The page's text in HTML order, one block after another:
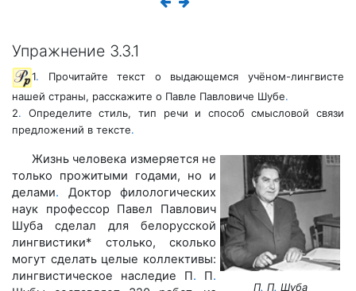
Упражнение 3.3.1
1. Прочитайте текст о выдающемся учёном-лингвисте
нашей страны, расскажите о Павле Павловиче Шубе.
2. Определите стиль, тип речи и способ смысловой связи
предложений в тексте.
П. П. Шуба
Жизнь человека измеряется не
только прожитыми годами, но и
делами. Доктор филологических
наук профессор Павел Павлович
Шуба сделал для белорусской
лингвистики* столько, сколько
могут сделать целые коллективы:
лингвистическое наследие П. П.